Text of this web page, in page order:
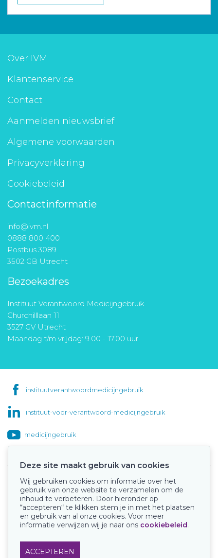
Over IVM
Klantenservice
Contact
Aanmelden nieuwsbrief
Algemene voorwaarden
Privacyverklaring
Cookiebeleid
Contactinformatie
info@ivm.nl
0888 800 400
Postbus 3089
3502 GB Utrecht
Bezoekadres
Instituut Verantwoord Medicijngebruik
Churchilllaan 11
3527 GV Utrecht
Maandag t/m vrijdag: 9.00 - 17.00 uur
instituutverantwoordmedicijngebruik
instituut-voor-verantwoord-medicijngebruik
medicijngebruik
Onze keurmerken
Deze site maakt gebruik van cookies
Wij gebruiken cookies om informatie over het
gebruik van onze website te verzamelen om de
inhoud te verbeteren. Door hieronder op
“accepteren“ te klikken stem je in met het plaatsen
en gebruik van al onze cookies. Voor meer
informatie verwijzen wij je naar ons cookiebeleid.
ACCEPTEREN